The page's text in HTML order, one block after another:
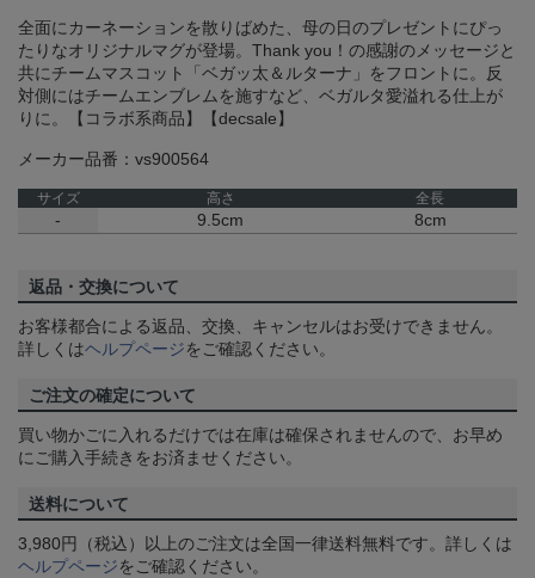
全面にカーネーションを散りばめた、母の日のプレゼントにぴっ
たりなオリジナルマグが登場。Thank you！の感謝のメッセージと
共にチームマスコット「ベガッ太＆ルターナ」をフロントに。反
対側にはチームエンブレムを施すなど、ベガルタ愛溢れる仕上が
りに。【コラボ系商品】【decsale】
メーカー品番：vs900564
サイズ 高さ 全長
- 9.5cm 8cm
返品・交換について
お客様都合による返品、交換、キャンセルはお受けできません。
詳しくはヘルプページをご確認ください。
ご注文の確定について
買い物かごに入れるだけでは在庫は確保されませんので、お早め
にご購入手続きをお済ませください。
送料について
3,980円（税込）以上のご注文は全国一律送料無料です。詳しくは
ヘルプページをご確認ください。